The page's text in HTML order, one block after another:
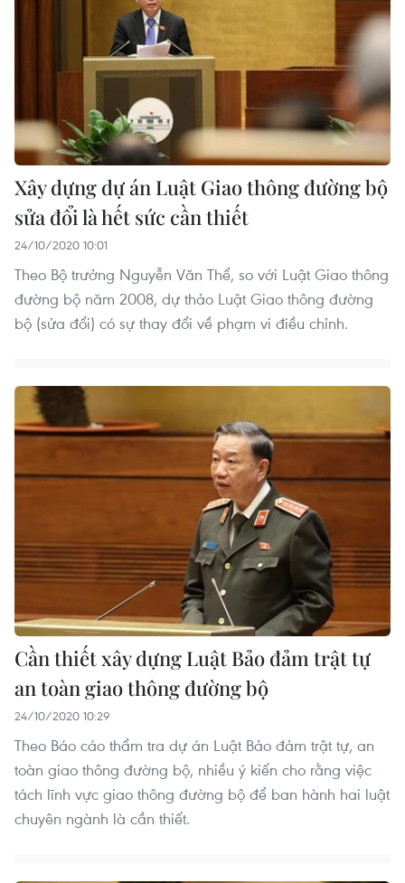
Xây dựng dự án Luật Giao thông đường bộ
sửa đổi là hết sức cần thiết
24/10/2020 10:01
Theo Bộ trưởng Nguyễn Văn Thể, so với Luật Giao thông
đường bộ năm 2008, dự thảo Luật Giao thông đường
bộ (sửa đổi) có sự thay đổi về phạm vi điều chỉnh.
Cần thiết xây dựng Luật Bảo đảm trật tự
an toàn giao thông đường bộ
24/10/2020 10:29
Theo Báo cáo thẩm tra dự án Luật Bảo đảm trật tự, an
toàn giao thông đường bộ, nhiều ý kiến cho rằng việc
tách lĩnh vực giao thông đường bộ để ban hành hai luật
chuyên ngành là cần thiết.